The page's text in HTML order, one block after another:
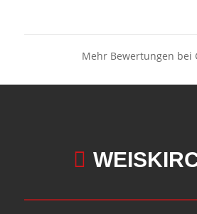
Mehr Bewertungen bei
